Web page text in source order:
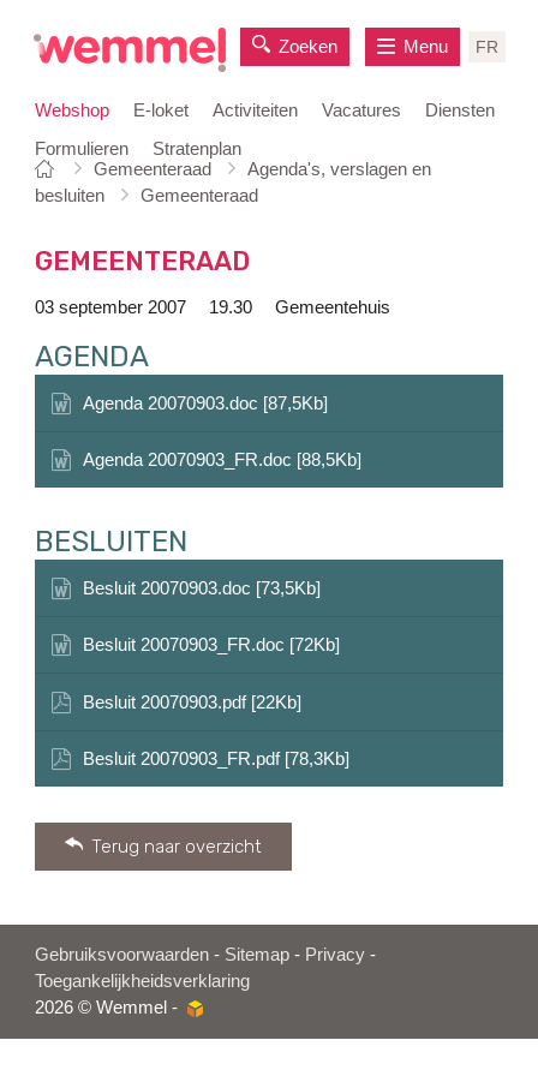
naar
Webshop E-loket Activiteiten Vacatures
Diensten
Formulieren
Stratenplan
Zoeken FR
Menu
Je
bent
Startpagina
Gemeenteraad
Agenda's, verslagen en
besluiten
Gemeenteraad
GEMEENTERAAD
03 september 2007 19.30 Gemeentehuis
AGENDA
Agenda 20070903.doc [87,5Kb]
Agenda 20070903_FR.doc [88,5Kb]
BESLUITEN
Besluit 20070903.doc [73,5Kb]
Besluit 20070903_FR.doc [72Kb]
Besluit 20070903.pdf [22Kb]
Besluit 20070903_FR.pdf [78,3Kb]
Terug naar overzicht
Gebruiksvoorwaarden - Sitemap - Privacy -
Toegankelijkheidsverklaring
2026 © Wemmel -